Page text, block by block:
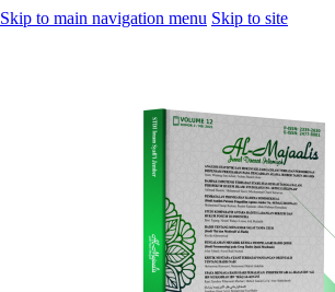
Skip to main navigation menu Skip to site